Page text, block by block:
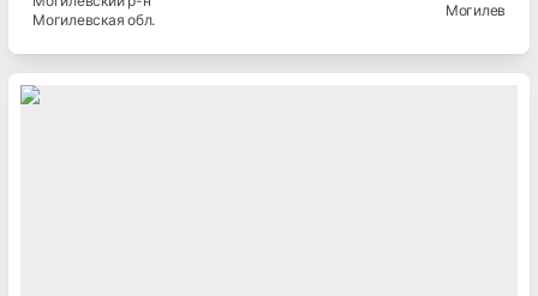
Могилевская обл.
Могилев